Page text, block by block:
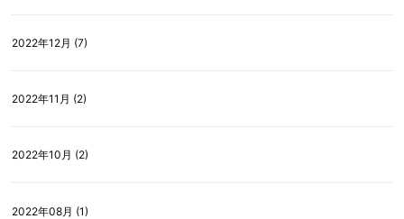
2022年12月 (7)
2022年11月 (2)
2022年10月 (2)
2022年08月 (1)